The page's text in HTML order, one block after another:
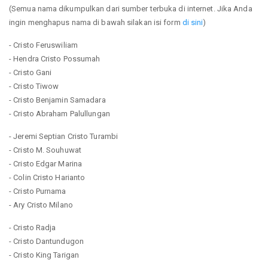
(Semua nama dikumpulkan dari sumber terbuka di internet. Jika Anda
ingin menghapus nama di bawah silakan isi form di sini)
- Cristo Feruswiliam
- Hendra Cristo Possumah
- Cristo Gani
- Cristo Tiwow
- Cristo Benjamin Samadara
- Cristo Abraham Palullungan
- Jeremi Septian Cristo Turambi
- Cristo M. Souhuwat
- Cristo Edgar Marina
- Colin Cristo Harianto
- Cristo Purnama
- Ary Cristo Milano
- Cristo Radja
- Cristo Dantundugon
- Cristo King Tarigan